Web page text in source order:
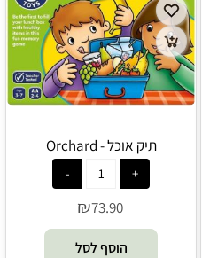
תיק אוכל - Orchard
₪73.90
הוסף לסל